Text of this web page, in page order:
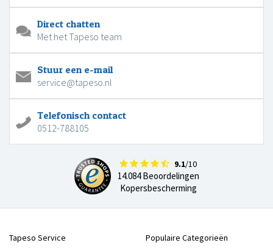
Direct chatten
Met het Tapeso team
Stuur een e-mail
service@tapeso.nl
Telefonisch contact
0512-788105
9.1/10
14.084 Beoordelingen
Kopersbescherming
Tapeso Service
Populaire Categorieën